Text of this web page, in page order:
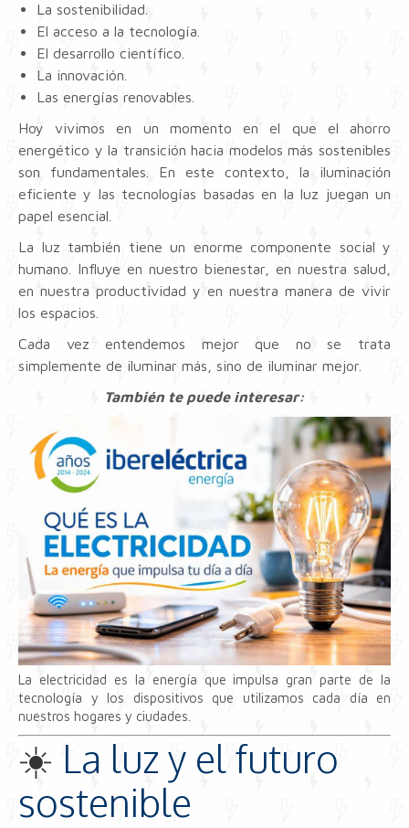
La sostenibilidad.
El acceso a la tecnología.
El desarrollo científico.
La innovación.
Las energías renovables.
Hoy vivimos en un momento en el que el ahorro
energético y la transición hacia modelos más sostenibles
son fundamentales. En este contexto, la iluminación
eficiente y las tecnologías basadas en la luz juegan un
papel esencial.
La luz también tiene un enorme componente social y
humano. Influye en nuestro bienestar, en nuestra salud,
en nuestra productividad y en nuestra manera de vivir
los espacios.
Cada vez entendemos mejor que no se trata
simplemente de iluminar más, sino de iluminar mejor.
También te puede interesar:
La electricidad es la energía que impulsa gran parte de la
tecnología y los dispositivos que utilizamos cada día en
nuestros hogares y ciudades.
☀️ La luz y el futuro
sostenible